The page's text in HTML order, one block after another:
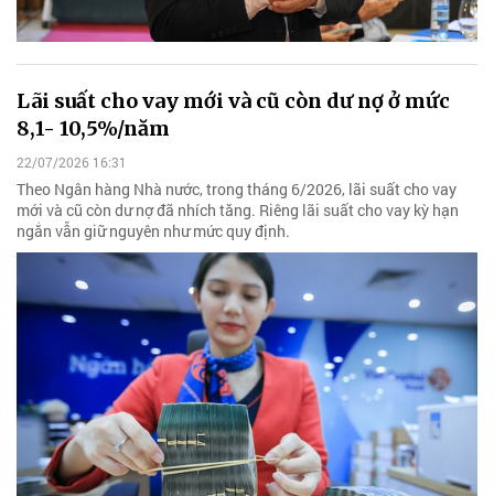
Lãi suất cho vay mới và cũ còn dư nợ ở mức
8,1- 10,5%/năm
22/07/2026 16:31
Theo Ngân hàng Nhà nước, trong tháng 6/2026, lãi suất cho vay
mới và cũ còn dư nợ đã nhích tăng. Riêng lãi suất cho vay kỳ hạn
ngắn vẫn giữ nguyên như mức quy định.